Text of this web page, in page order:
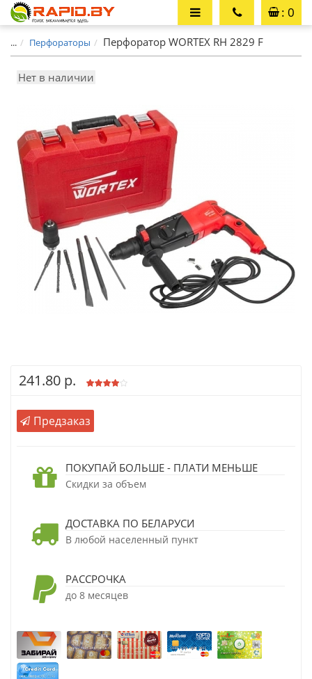
: 0
... Перфораторы Перфоратор WORTEX RH 2829 F
Нет в наличии
241.80 р.
Предзаказ
ПОКУПАЙ БОЛЬШЕ - ПЛАТИ МЕНЬШЕ
Скидки за объем
ДОСТАВКА ПО БЕЛАРУСИ
В любой населенный пункт
РАССРОЧКА
до 8 месяцев